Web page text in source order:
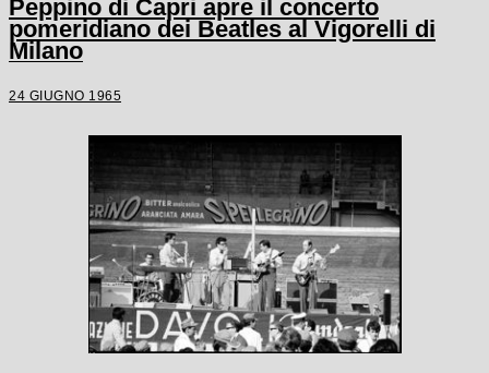
Peppino di Capri apre il concerto
pomeridiano dei Beatles al Vigorelli di
Milano
24 GIUGNO 1965